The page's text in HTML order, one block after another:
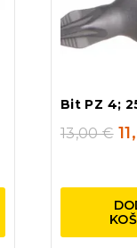
Bit PZ 4;
13,00€